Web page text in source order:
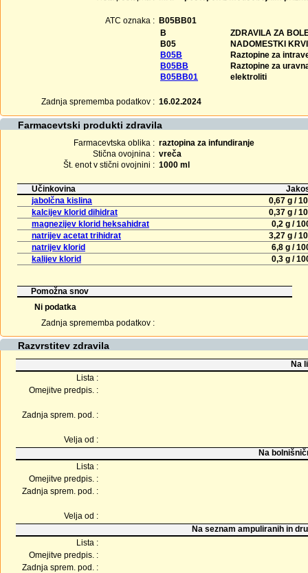
ATC oznaka : B05BB01
B
ZDRAVILA ZA
B05
NADOMESTKI
B05B
Raztopine za
B05BB
Raztopine za
B05BB01
elektroliti
Zadnja sprememba podatkov : 16.02.2024
Farmacevtski produkti zdravila
Farmacevtska oblika : raztopina za infundiranje
Stična ovojnina : vreča
Št. enot v stični ovojnini : 1000 ml
Učinkovina
jabolčna kislina
0,67 g /
kalcijev klorid dihidrat
0,37 g /
magnezijev klorid heksahidrat
0,2 g /
natrijev acetat trihidrat
3,27 g /
natrijev klorid
6,8 g /
kalijev klorid
0,3 g /
Pomožna snov
Ni podatka
Zadnja sprememba podatkov :
Razvrstitev zdravila
Na
Lista :
Omejitve predpis. :
Zadnja sprem. pod. :
Velja od :
Na
Lista :
Omejitve predpis. :
Zadnja sprem. pod. :
Velja od :
Na seznam ampuliranih in
Lista :
Omejitve predpis. :
Zadnja sprem. pod. :